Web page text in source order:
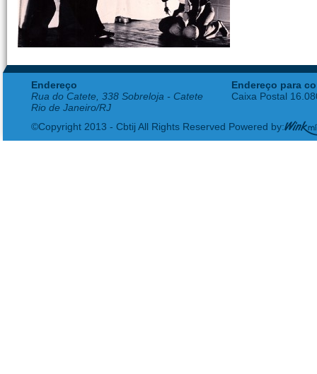
Endereço
Rua do Catete, 338 Sobreloja - Catete
Rio de Janeiro/RJ
Endereço para
Caixa Postal
©Copyright 2013 - Cbtij All Rights Reserved Powered by: